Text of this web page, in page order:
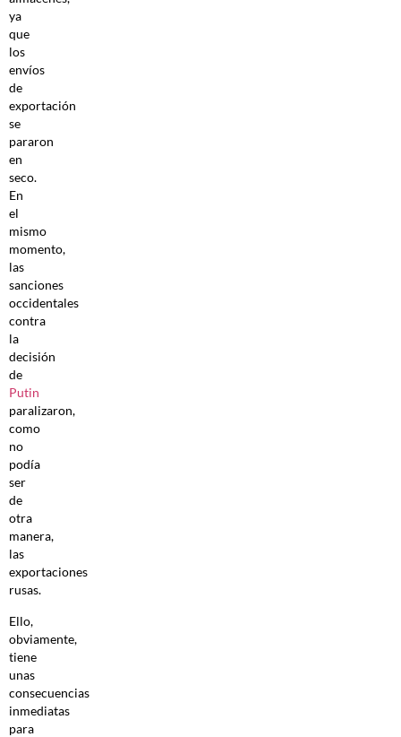
ya
que
los
envíos
de
exportación
se
pararon
en
seco.
En
el
mismo
momento,
las
sanciones
occidentales
contra
la
decisión
de
Putin
paralizaron,
como
no
podía
ser
de
otra
manera,
las
exportaciones
rusas.
Ello,
obviamente,
tiene
unas
consecuencias
inmediatas
para